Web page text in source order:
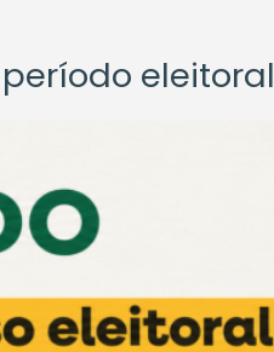
eleitoral